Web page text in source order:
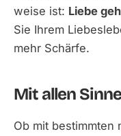
weise ist: Liebe
Sie Ihrem
mehr Schärfe.
Mit allen
Ob mit bestimmten